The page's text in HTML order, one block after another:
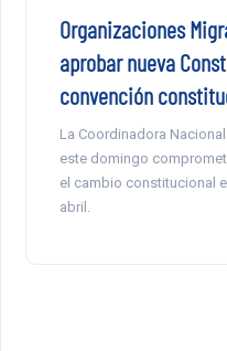
Organizaciones
aprobar nueva
convención
La Coordinadora
este domingo
el cambio constitucional
abril.